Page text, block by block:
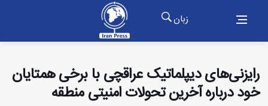
زبان
رایزنی‌های دیپلماتیک عراقچی با برخی همتایان
خود درباره آخرین تحولات امنیتی منطقه